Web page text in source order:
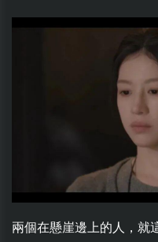
兩個在懸崖邊上的人，就